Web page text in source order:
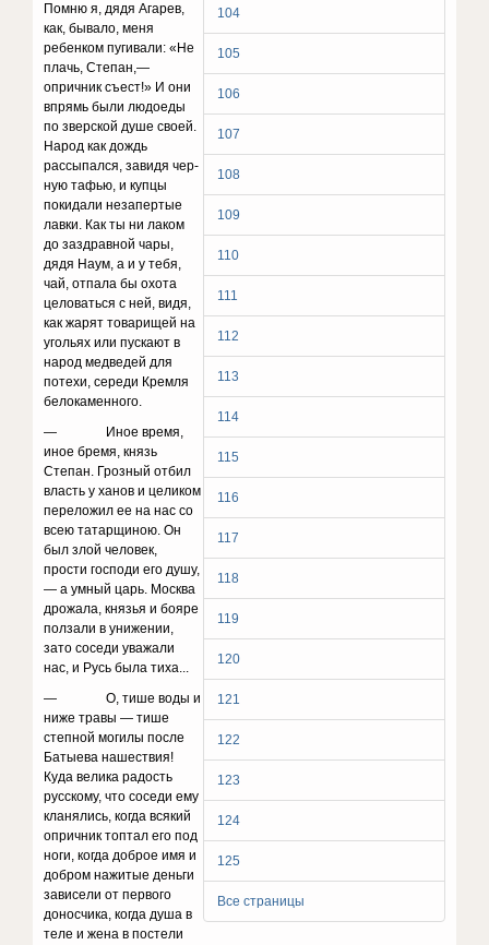
104
105
106
107
108
109
110
111
112
113
114
115
116
117
118
119
120
121
122
123
124
125
Все страницы
Помню я, дядя Агарев,
как, бывало, меня
ребенком пугивали: «Не
плачь, Степан,—
опричник съест!» И они
впрямь были людоеды
по зверской душе своей.
Народ как дождь
рассыпался, завидя чер­
ную тафью, и купцы
покидали незапертые
лавки. Как ты ни лаком
до заздравной чары,
дядя Наум, а и у тебя,
чай, отпала бы охота
целоваться с ней, видя,
как жарят товарищей на
угольях или пускают в
народ медведей для
потехи, середи Кремля
белокаменного.
— Иное время,
иное бремя, князь
Степан. Грозный отбил
власть у ханов и целиком
переложил ее на нас со
всею татарщиною. Он
был злой человек,
прости господи его душу,
— а умный царь. Москва
дрожала, князья и бояре
ползали в унижении,
зато соседи ува­жали
нас, и Русь была тиха...
— О, тише воды и
ниже травы — тише
степной могилы после
Батыева нашествия!
Куда велика радость
русскому, что соседи ему
кланялись, когда всякий
оп­ричник топтал его под
ноги, когда доброе имя и
добром нажитые деньги
зависели от первого
доносчика, когда душа в
теле и жена в постели